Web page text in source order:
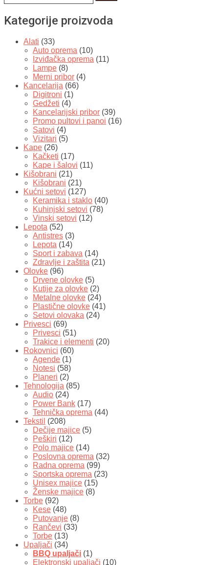
Kategorije proizvoda
Alati (33)
Auto oprema (10)
Izviđačka oprema (11)
Lampe (8)
Merni pribor (4)
Kancelarija (66)
Digitroni (1)
Gedžeti (4)
Kancelarijski pribor (39)
Promo pultovi i panoi (16)
Satovi (4)
Vizitari (5)
Kape (26)
Kačketi (17)
Kape i šalovi (11)
Kišobrani (21)
Kišobrani (21)
Kućni setovi (127)
Keramika i staklo (40)
Kuhinjski setovi (78)
Vinski setovi (12)
Lepota (52)
Antistres (3)
Lepota (14)
Sport i zabava (14)
Zdravlje i zaštita (21)
Olovke (96)
Drvene olovke (5)
Kutije za olovke (2)
Metalne olovke (24)
Plastične olovke (41)
Setovi olovaka (24)
Privesci (69)
Privesci (51)
Trakice i elementi (20)
Rokovnici (60)
Agende (1)
Notesi (58)
Planeri (2)
Tehnologija (85)
Audio (24)
Power Bank (17)
Tehnička oprema (44)
Tekstil (208)
Dečije majice (5)
Peškiri (12)
Polo majice (14)
Poslovna oprema (32)
Radna oprema (99)
Sportska oprema (23)
Unisex majice (15)
Ženske majice (8)
Torbe (92)
Kese (48)
Putovanje (8)
Rančevi (33)
Torbe (13)
Upaljači (34)
BBQ upaljači (1)
Elektronski upaljači (10)